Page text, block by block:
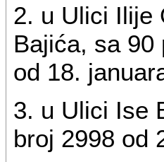
2. u Ulici Ilije
Bajića, sa 90
od 18.
3. u Ulici Ise
broj 2998 od